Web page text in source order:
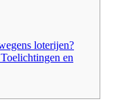
loterijen?
en